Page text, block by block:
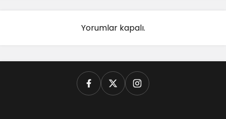
Yorumlar kapalı.